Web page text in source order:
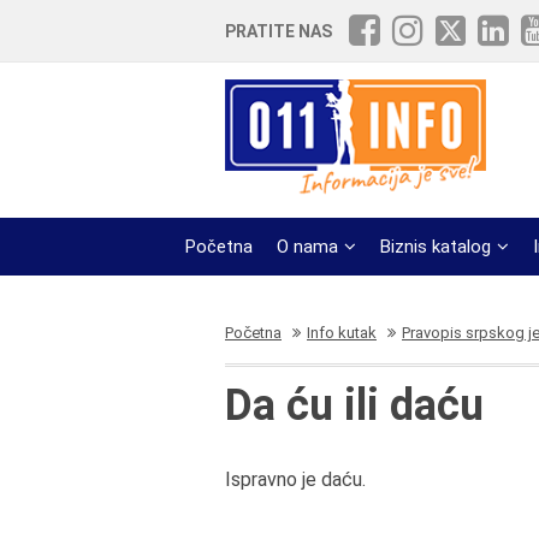
PRATITE NAS
Početna O nama Biznis katalog
Početna Info kutak Pravopis srpskog
Da ću ili daću
Ispravno je daću.